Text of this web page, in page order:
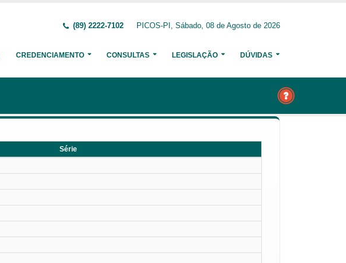
(89) 2222-7102 PICOS-PI, Sábado, 08 de Agosto de 2026
CREDENCIAMENTO CONSULTAS LEGISLAÇÃO DÚVIDAS
Série